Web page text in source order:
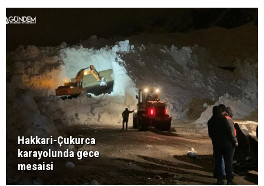
Hakkari-Çukurca
karayolunda gece
mesaisi